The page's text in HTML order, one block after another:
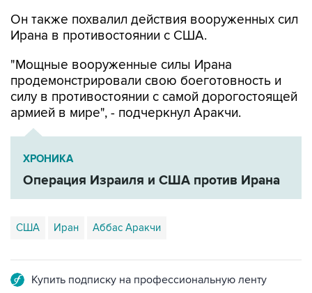
Он также похвалил действия вооруженных сил
Ирана в противостоянии с США.
"Мощные вооруженные силы Ирана
продемонстрировали свою боеготовность и
силу в противостоянии с самой дорогостоящей
армией в мире", - подчеркнул Аракчи.
ХРОНИКА
Операция Израиля и США против Ирана
США Иран Аббас Аракчи
Купить подписку на профессиональную ленту